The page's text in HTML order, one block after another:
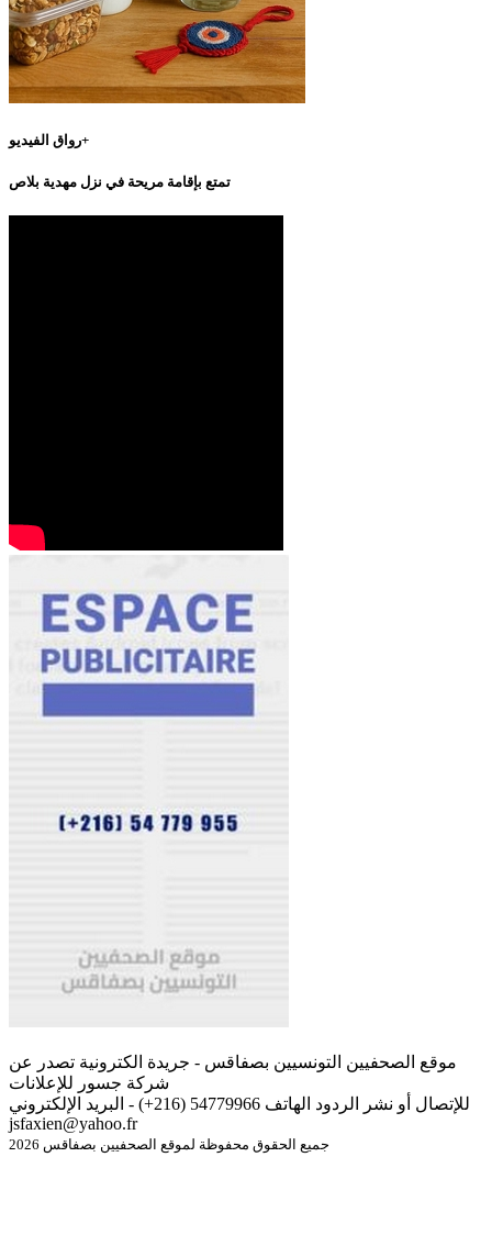
رواق الفيديو+
تمتع بإقامة مريحة في نزل مهدية بلاص
موقع الصحفيين التونسيين بصفاقس - جريدة الكترونية تصدر عن
شركة جسور للإعلانات
للإتصال أو نشر الردود الهاتف 54779966 (216+) - البريد الإلكتروني
jsfaxien@yahoo.fr
جميع الحقوق محفوظة لموقع الصحفيين بصفاقس 2026